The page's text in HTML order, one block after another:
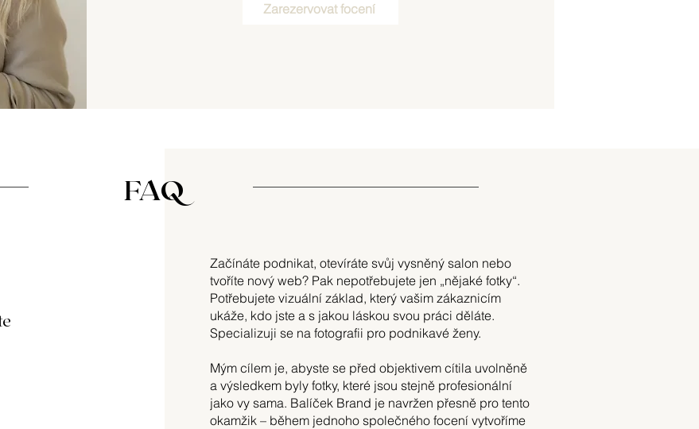
Zarezervovat focení
Začínáte podnikat, otevíráte svůj vysněný salon nebo
tvoříte nový web? Pak nepotřebujete jen „nějaké fotky“.
Potřebujete vizuální základ, který vašim zákaznicím
ukáže, kdo jste a s jakou láskou svou práci děláte.
Specializuji se na fotografii pro podnikavé ženy.
Mým cílem je, abyste se před objektivem cítila uvolněně
a výsledkem byly fotky, které jsou stejně profesionální
jako vy sama. Balíček Brand je navržen přesně pro tento
okamžik – během jednoho společného focení vytvoříme
FAQ